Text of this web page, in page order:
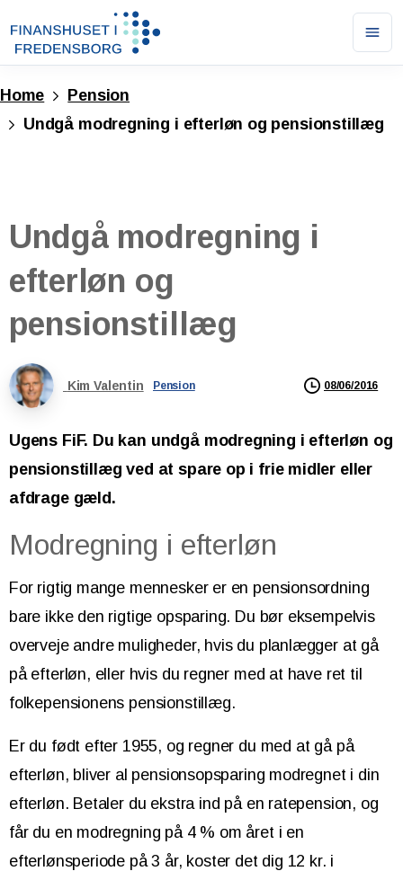
Home
Pension
Undgå modregning i efterløn og pensionstillæg
Undgå modregning i
efterløn og
pensionstillæg
Kim Valentin Pension 08/06/2016
Ugens FiF. Du kan undgå modregning i efterløn og
pensionstillæg ved at spare op i frie midler eller
afdrage gæld.
Modregning i efterløn
For rigtig mange mennesker er en pensionsordning
bare ikke den rigtige opsparing. Du bør eksempelvis
overveje andre muligheder, hvis du planlægger at gå
på efterløn, eller hvis du regner med at have ret til
folkepensionens pensionstillæg.
Er du født efter 1955, og regner du med at gå på
efterløn, bliver al pensionsopsparing modregnet i din
efterløn. Betaler du ekstra ind på en ratepension, og
får du en modregning på 4 % om året i en
efterlønsperiode på 3 år, koster det dig 12 kr. i